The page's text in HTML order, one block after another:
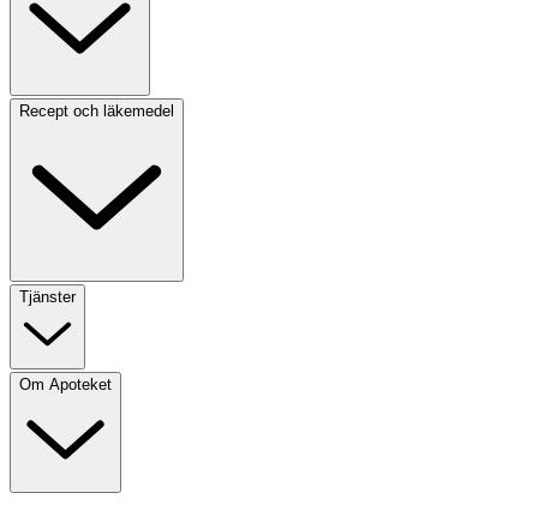
Recept och läkemedel
Tjänster
Om Apoteket